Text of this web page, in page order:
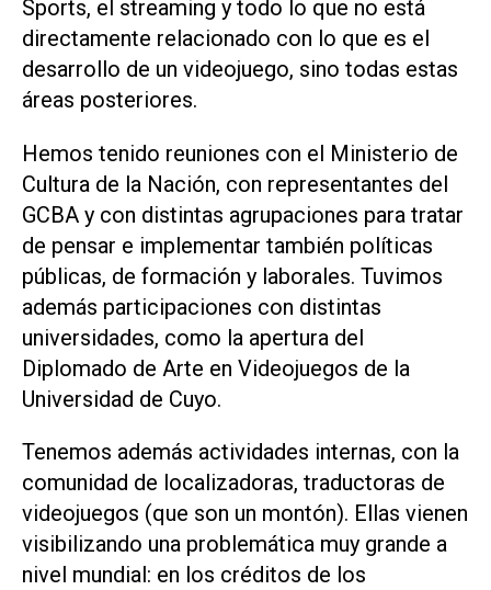
Sports, el streaming y todo lo que no está
directamente relacionado con lo que es el
desarrollo de un videojuego, sino todas estas
áreas posteriores.
Hemos tenido reuniones con el Ministerio de
Cultura de la Nación, con representantes del
GCBA y con distintas agrupaciones para tratar
de pensar e implementar también políticas
públicas, de formación y laborales. Tuvimos
además participaciones con distintas
universidades, como la apertura del
Diplomado de Arte en Videojuegos de la
Universidad de Cuyo.
Tenemos además actividades internas, con la
comunidad de localizadoras, traductoras de
videojuegos (que son un montón). Ellas vienen
visibilizando una problemática muy grande a
nivel mundial: en los créditos de los